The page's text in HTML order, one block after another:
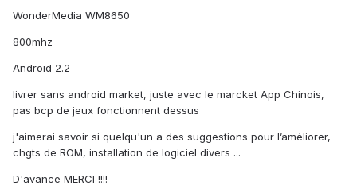
WonderMedia WM8650
800mhz
Android 2.2
livrer sans android market, juste avec le marcket App Chinois,
pas bcp de jeux fonctionnent dessus
j'aimerai savoir si quelqu'un a des suggestions pour l’améliorer,
chgts de ROM, installation de logiciel divers ...
D'avance MERCI !!!!